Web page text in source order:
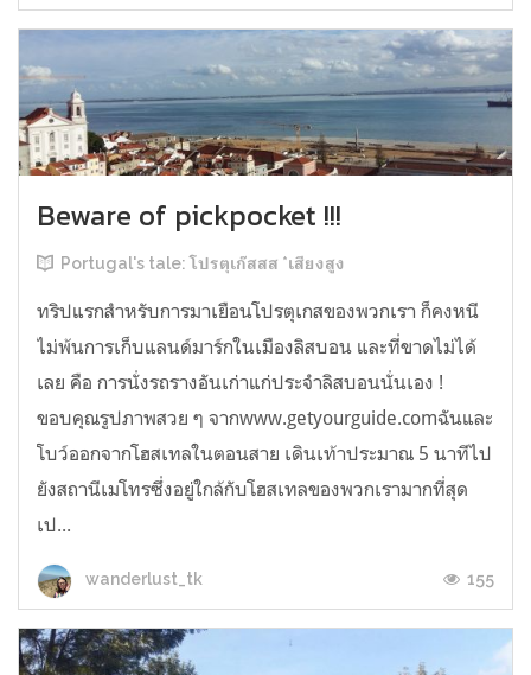
Beware of pickpocket !!!
Portugal's tale: โปรตุเก๊สสส *เสียงสูง
ทริปแรกสำหรับการมาเยือนโปรตุเกสของพวกเรา ก็คงหนี
ไม่พ้นการเก็บแลนด์มาร์กในเมืองลิสบอน และที่ขาดไม่ได้
เลย คือ การนั่งรถรางอันเก่าแก่ประจำลิสบอนนั่นเอง !
ขอบคุณรูปภาพสวย ๆ จากwww.getyourguide.comฉันและ
โบว์ออกจากโฮสเทลในตอนสาย เดินเท้าประมาณ 5 นาทีไป
ยังสถานีเมโทรซึ่งอยู่ใกล้กับโฮสเทลของพวกเรามากที่สุด
เป...
wanderlust_tk 155